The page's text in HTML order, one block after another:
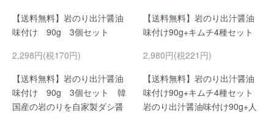
【送料無料】岩のり出汁醤油
味付け 90g 3個セット
2,298円(税170円)
【送料無料】岩のり出汁醤油
味付け 90g 3個セット 韓
国産の岩のりを自家製ダシ醤
【送料無料】岩のり出汁醤油
味付け90g+キムチ4種セット
2,980円(税221円)
【送料無料】岩のり出汁醤油
味付け90g+キムチ4種セット
岩のり出汁醤油味付け90g+人